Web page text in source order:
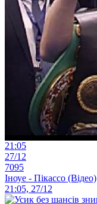
21:05
27/12
7095
Іноуе - Пікассо (Відео)
21:05, 27/12